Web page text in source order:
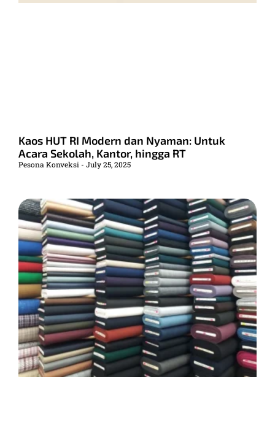
Kaos HUT RI Modern dan Nyaman: Untuk
Acara Sekolah, Kantor, hingga RT
Pesona Konveksi July 25, 2025